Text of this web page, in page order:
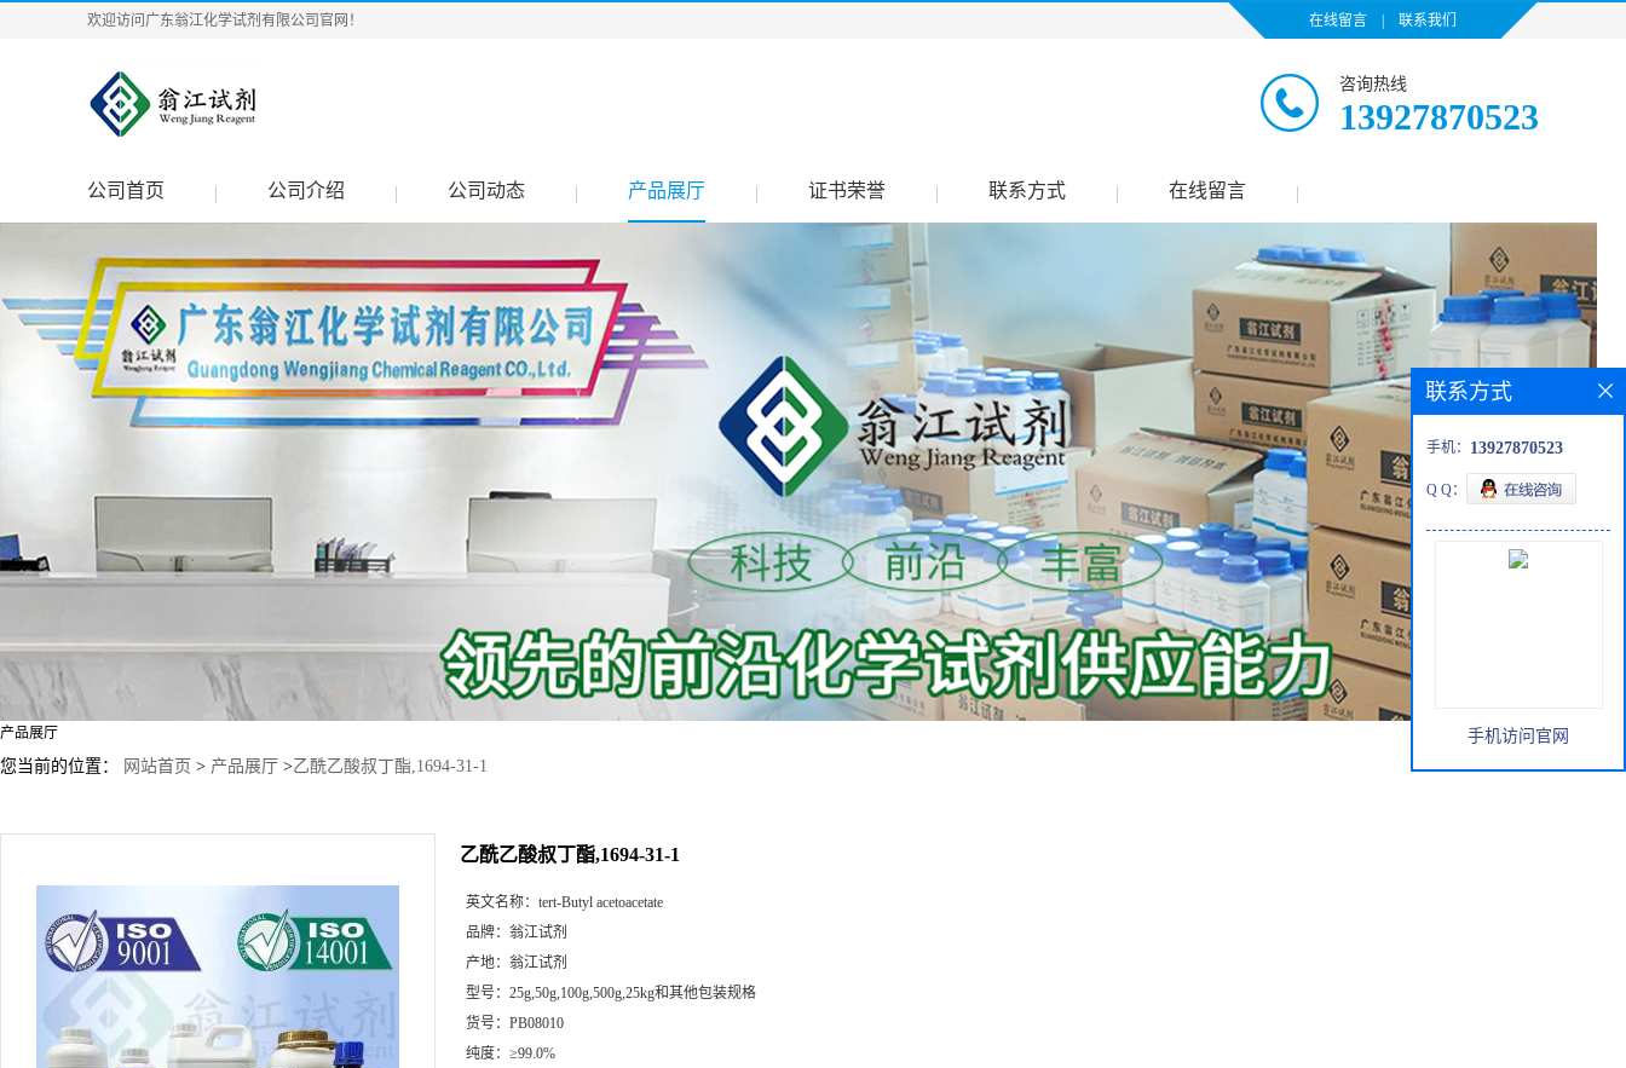
欢迎访问广东翁江化学试剂有限公司官网！ 在线留言 联系我们
咨询热线
13927870523
公司首页 公司介绍 公司动态 产品展厅 证书荣誉 联系方式 在线留言
产品展厅
您当前的位置： 网站首页 > 产品展厅 >乙酰乙酸叔丁酯,1694-31-1
乙酰乙酸叔丁酯,1694-31-1
英文名称： tert-Butyl acetoacetate
品牌： 翁江试剂
产地： 翁江试剂
型号： 25g,50g,100g,500g,25kg和其他包装规格
货号： PB08010
纯度： ≥99.0%
联系方式
手机： 13927870523
Q Q：
手机访问官网